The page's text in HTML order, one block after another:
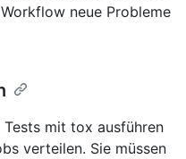
neue Probleme
mit tox ausführen
verteilen. Sie müssen